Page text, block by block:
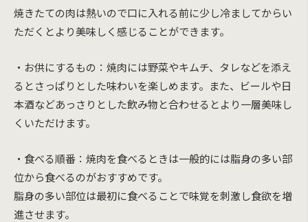
焼きたての肉は熱いので口に入れる前に少し冷ましてからい
ただくとより美味しく感じることができます。
・お供にするもの：焼肉には野菜やキムチ、タレなどを添え
るとさっぱりとした味わいを楽しめます。また、ビールや日
本酒などあっさりとした飲み物と合わせるとより一層美味し
くいただけます。
・食べる順番：焼肉を食べるときは一般的には脂身の多い部
位から食べるのがおすすめです。
脂身の多い部位は最初に食べることで味覚を刺激し食欲を増
進させます。